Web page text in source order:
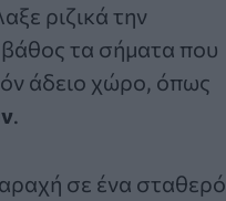
ριζικά την
τα σήματα που
άδειο χώρο, όπως
.
σε ένα σταθερό